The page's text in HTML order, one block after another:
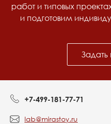
работ и типовых
и подготовим
+7-499-181-77-71
lab@mirastoy.ru